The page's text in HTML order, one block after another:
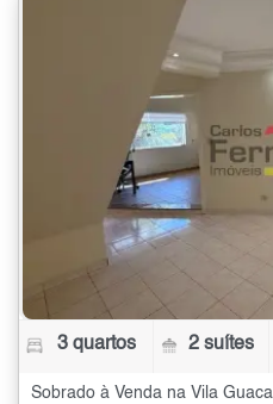
3 quartos 2 suítes
Sobrado à Venda na Vila